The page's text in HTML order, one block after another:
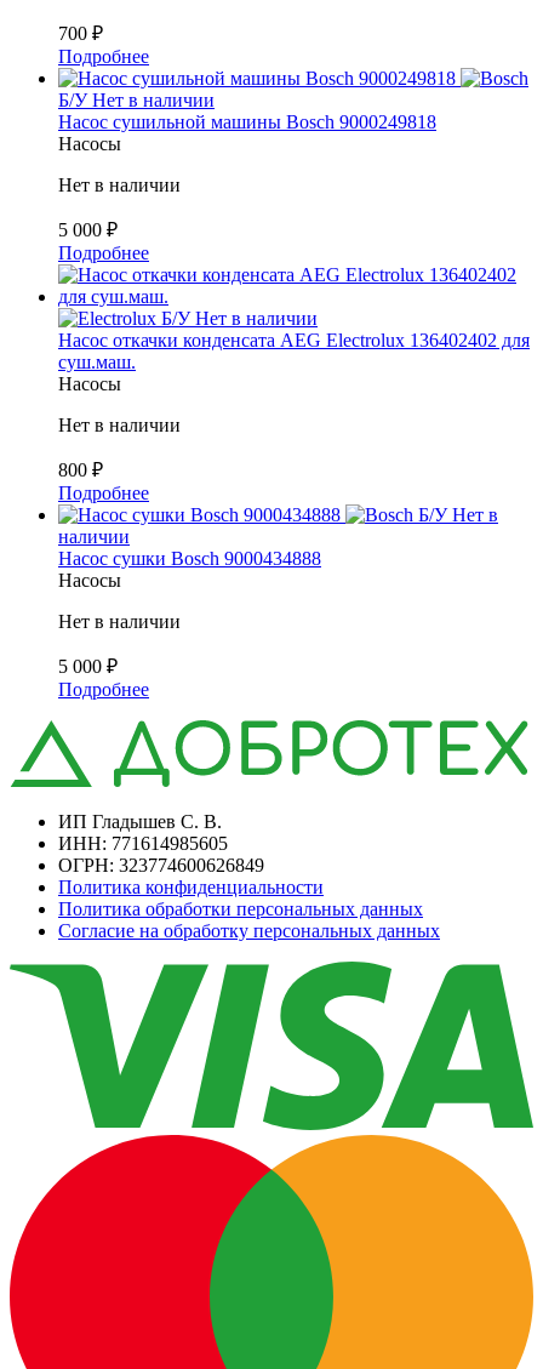
700 ₽
Подробнее
Б/У Нет в наличии
Насос сушильной машины Bosch 9000249818
Насосы
Нет в наличии
5 000 ₽
Подробнее
Б/У Нет в наличии
Насос откачки конденсата AEG Electrolux 136402402 для
суш.маш.
Насосы
Нет в наличии
800 ₽
Подробнее
Б/У Нет в
наличии
Насос сушки Bosch 9000434888
Насосы
Нет в наличии
5 000 ₽
Подробнее
ИП Гладышев С. В.
ИНН: 771614985605
ОГРН: 323774600626849
Политика конфиденциальности
Политика обработки персональных данных
Согласие на обработку персональных данных